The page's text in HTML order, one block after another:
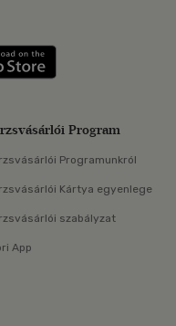
Szerezd meg: Google
Program
Programunkról
Kártya egyenlege
szabályzat
App